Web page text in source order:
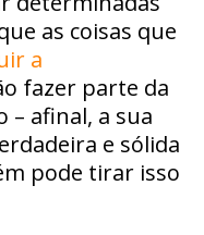
as coisas que
a
fazer parte da
– afinal, a sua
e sólida
pode tirar isso